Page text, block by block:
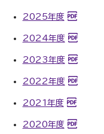
2025年度
2024年度
2023年度
2022年度
2021年度
2020年度